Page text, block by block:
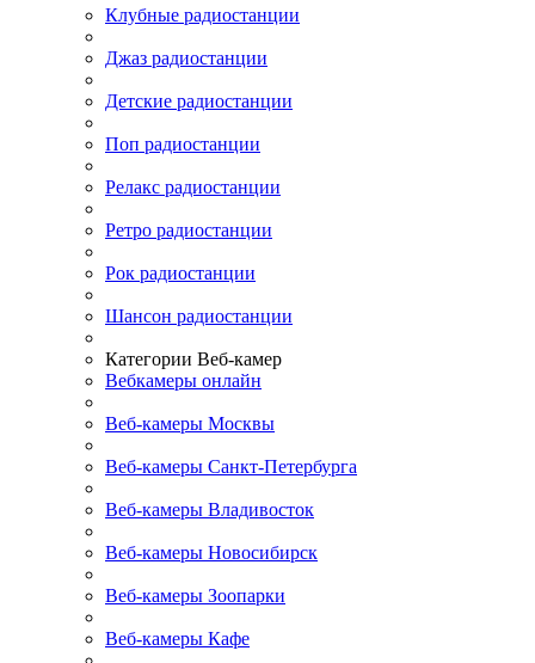
Клубные радиостанции
Джаз радиостанции
Детские радиостанции
Поп радиостанции
Релакс радиостанции
Ретро радиостанции
Рок радиостанции
Шансон радиостанции
Категории Веб-камер
Вебкамеры онлайн
Веб-камеры Москвы
Веб-камеры Санкт-Петербурга
Веб-камеры Владивосток
Веб-камеры Новосибирск
Веб-камеры Зоопарки
Веб-камеры Кафе